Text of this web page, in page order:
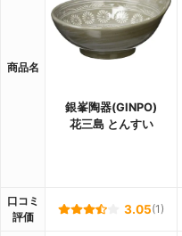
商品名
銀峯陶器(GINPO)
花三島 とんすい
口コミ
評価
3.05(1)